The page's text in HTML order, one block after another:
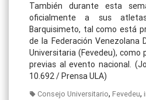
También durante esta
oficialmente a sus
Barquisimeto, tal como está
de la Federación Venezolana
Universitaria (Fevedeu), como
previas al evento nacional.
10.692 / Prensa ULA)
Consejo Universitario, Fevedeu,